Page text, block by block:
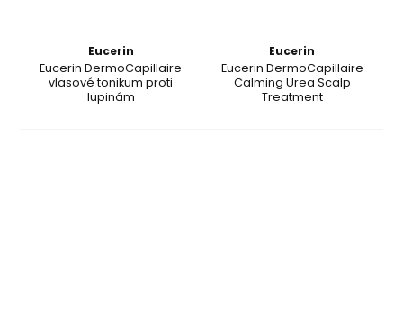
Eucerin
Eucerin DermoCapillaire
vlasové tonikum proti
lupinám
Eucerin
Eucerin DermoCapillaire
Calming Urea Scalp
Treatment